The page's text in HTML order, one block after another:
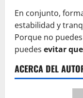
En conjunto,
estabilidad y
Porque no
puedes evitar
ACERCA DEL